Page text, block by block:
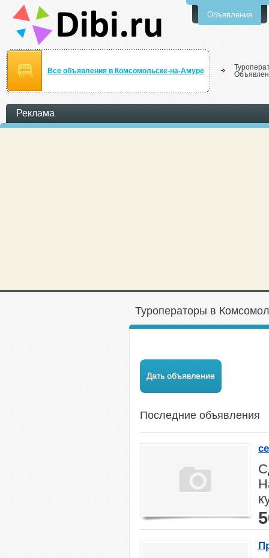
Объявления
Все объявления в Комсомольске-на-Амуре
Реклама
Туроператоры в
Дать объявление
Последние объявления